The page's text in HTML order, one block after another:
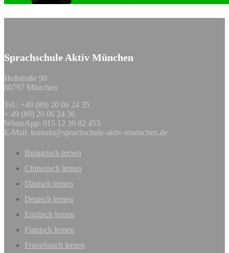
Sprachschule Aktiv München
Heßstraße 90
80797 München
Tel.: +49 (89) 20 06 24 35
+ 49 (89) 20 06 24 36
WhatsApp: 015 12 39 82 453
E-Mail: kontakt@sprachschule-aktiv-muenchen.de
Bulgarisch lernen
Chinesisch lernen
Dänisch lernen
Deutsch lernen
Englisch lernen
Finnisch lernen
Französisch lernen